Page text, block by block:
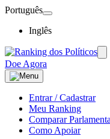
Português
Inglês
Doe Agora
Entrar / Cadastrar
Meu Ranking
Comparar
Como Apoiar